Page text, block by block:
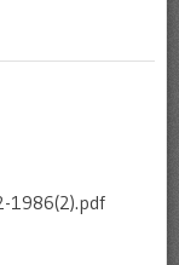
1986(2).pdf